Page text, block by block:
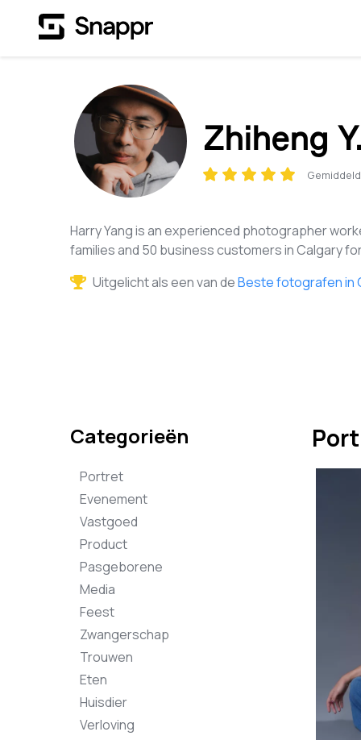
Zhiheng
Harry Yang is an experienced photographer
families and 50 business customers in Calgary
Uitgelicht als een van deBeste fotografen in
Categorieën
Portret
Evenement
Vastgoed
Product
Pasgeborene
Media
Feest
Zwangerschap
Trouwen
Eten
Huisdier
Verloving